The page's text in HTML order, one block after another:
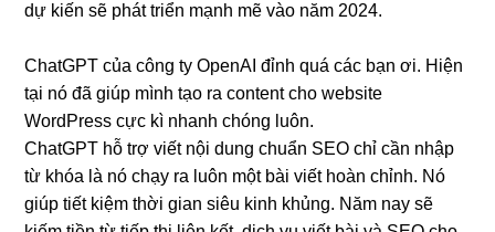
dự kiến sẽ phát triển mạnh mẽ vào năm 2024.
ChatGPT của công ty OpenAI đỉnh quá các bạn ơi. Hiện
tại nó đã giúp mình tạo ra content cho website
WordPress cực kì nhanh chóng luôn.
ChatGPT hỗ trợ viết nội dung chuẩn SEO chỉ cần nhập
từ khóa là nó chạy ra luôn một bài viết hoàn chỉnh. Nó
giúp tiết kiệm thời gian siêu kinh khủng. Năm nay sẽ